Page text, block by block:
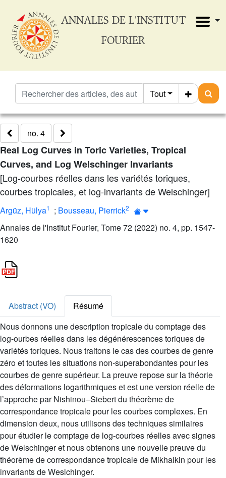
ANNALES DE L'INSTITUT
FOURIER
Tout
no. 4
Real Log Curves in Toric Varieties, Tropical
Curves, and Log Welschinger Invariants
[Log-courbes réelles dans les variétés toriques,
courbes tropicales, et log-invariants de Welschinger]
Argüz, Hülya1 ; Bousseau, Pierrick2
Annales de l'Institut Fourier, Tome 72 (2022) no. 4, pp. 1547-
1620
Abstract (VO)
Résumé
Nous donnons une description tropicale du comptage des
log-ourbes réelles dans les dégénérescences toriques de
variétés toriques. Nous traitons le cas des courbes de genre
zéro et toutes les situations non-superabondantes pour les
courbes de genre supérieur. La preuve repose sur la théorie
des déformations logarithmiques et est une version réelle de
l’approche par Nishinou–Siebert du théorème de
correspondance tropicale pour les courbes complexes. En
dimension deux, nous utilisons des techniques similaires
pour étudier le comptage de log-courbes réelles avec signes
de Welschinger et nous obtenons une nouvelle preuve du
théorème de correspondance tropicale de Mikhalkin pour les
invariants de Weslchinger.